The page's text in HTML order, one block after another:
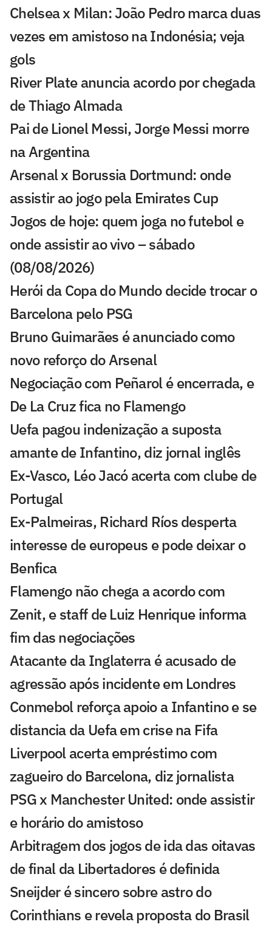
Chelsea x Milan: João Pedro marca duas
vezes em amistoso na Indonésia; veja
gols
River Plate anuncia acordo por chegada
de Thiago Almada
Pai de Lionel Messi, Jorge Messi morre
na Argentina
Arsenal x Borussia Dortmund: onde
assistir ao jogo pela Emirates Cup
Jogos de hoje: quem joga no futebol e
onde assistir ao vivo – sábado
(08/08/2026)
Herói da Copa do Mundo decide trocar o
Barcelona pelo PSG
Bruno Guimarães é anunciado como
novo reforço do Arsenal
Negociação com Peñarol é encerrada, e
De La Cruz fica no Flamengo
Uefa pagou indenização a suposta
amante de Infantino, diz jornal inglês
Ex-Vasco, Léo Jacó acerta com clube de
Portugal
Ex-Palmeiras, Richard Ríos desperta
interesse de europeus e pode deixar o
Benfica
Flamengo não chega a acordo com
Zenit, e staff de Luiz Henrique informa
fim das negociações
Atacante da Inglaterra é acusado de
agressão após incidente em Londres
Conmebol reforça apoio a Infantino e se
distancia da Uefa em crise na Fifa
Liverpool acerta empréstimo com
zagueiro do Barcelona, diz jornalista
PSG x Manchester United: onde assistir
e horário do amistoso
Arbitragem dos jogos de ida das oitavas
de final da Libertadores é definida
Sneijder é sincero sobre astro do
Corinthians e revela proposta do Brasil